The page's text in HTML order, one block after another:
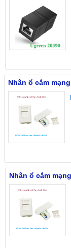
Nhân ổ cắm
Nhân ổ cắm